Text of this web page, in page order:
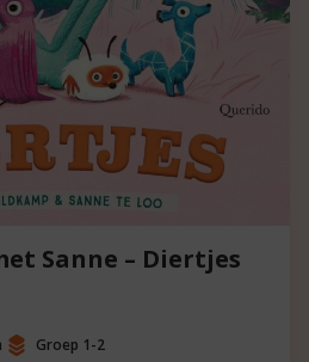
Sanne – Diertjes
Groep 1-2